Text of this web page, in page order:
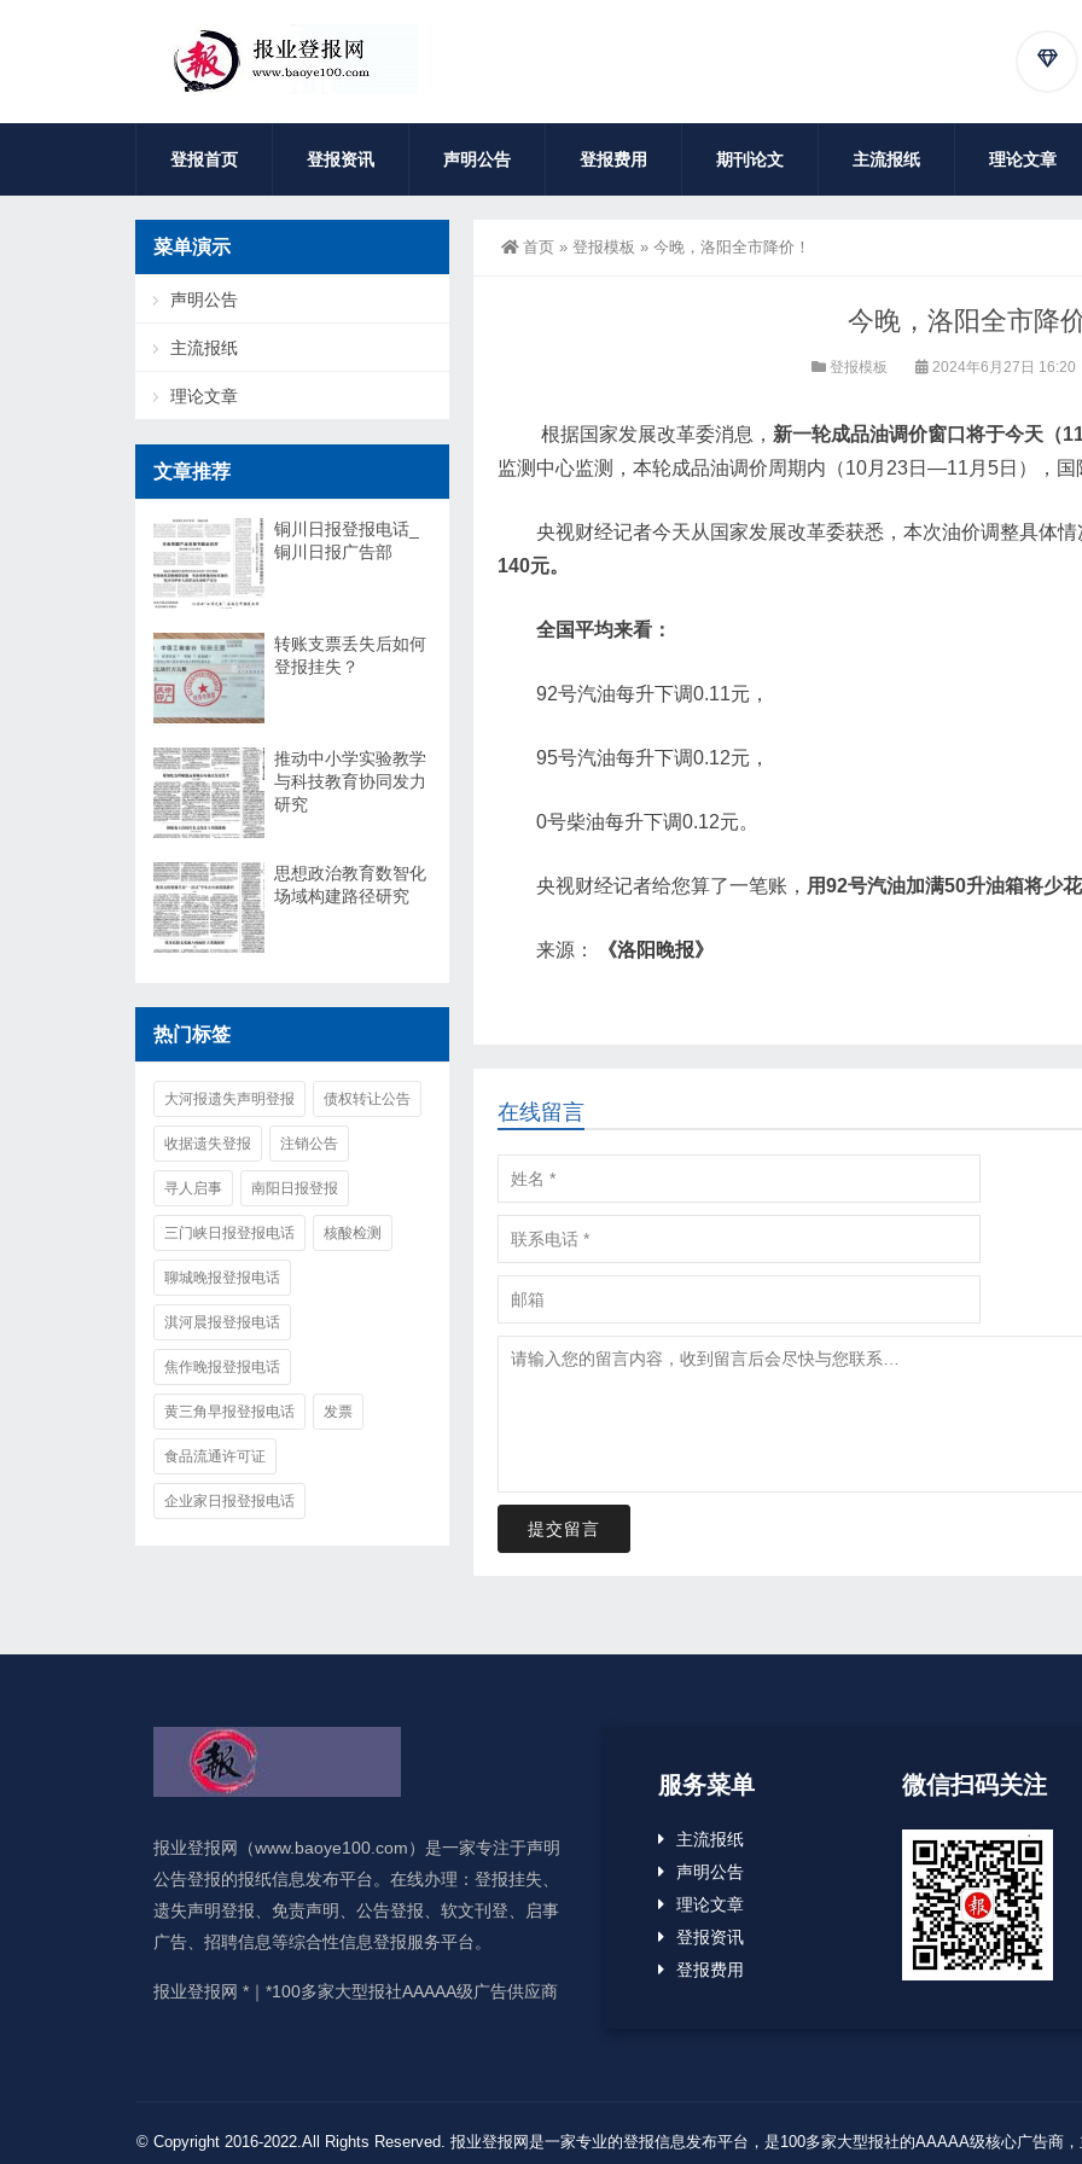
登报首页 登报资讯 声明公告 登报费用 期刊论文 主流报纸 理论文章
首页 » 登报模板 » 今晚，洛阳全市降价！
今晚，洛阳全市降价
登报模板 2024年6月27日 16:20
​ 根据国家发展改革委消息， 新一轮成品油调价窗口将于今天（
监测中心监测，本轮成品油调价周期内（10月23日—11月5日），国
央视财经记者今天从国家发展改革委获悉，本次油价调整具体情
140元。
全国平均来看：
92号汽油每升下调0.11元，
95号汽油每升下调0.12元，
0号柴油每升下调0.12元。
央视财经记者给您算了一笔账， 用92号汽油加满50升油箱将少花
来源： 《洛阳晚报》
在线留言
提交留言
菜单演示
声明公告
主流报纸
理论文章
文章推荐
铜川日报登报电话_
铜川日报广告部
转账支票丢失后如何
登报挂失？
推动中小学实验教学
与科技教育协同发力
研究
思想政治教育数智化
场域构建路径研究
热门标签
大河报遗失声明登报 债权转让公告
收据遗失登报 注销公告
寻人启事 南阳日报登报
三门峡日报登报电话 核酸检测
聊城晚报登报电话
淇河晨报登报电话
焦作晚报登报电话
黄三角早报登报电话 发票
食品流通许可证
企业家日报登报电话
报业登报网（www.baoye100.com）是一家专注于声明
公告登报的报纸信息发布平台。在线办理：登报挂失、
遗失声明登报、免责声明、公告登报、软文刊登、启事
广告、招聘信息等综合性信息登报服务平台。
报业登报网 *｜*100多家大型报社AAAAA级广告供应商
服务菜单
主流报纸
声明公告
理论文章
登报资讯
登报费用
微信扫码关注
© Copyright 2016-2022.All Rights Reserved. 报业登报网是一家专业的登报信息发布平台，是100多家大型报社的AAAAA级核心广告商